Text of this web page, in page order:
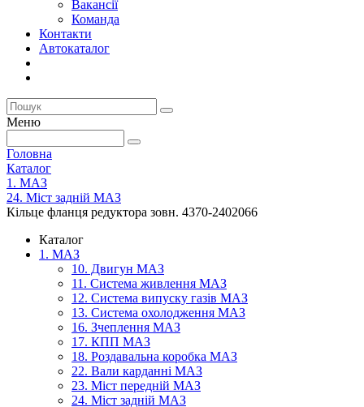
Вакансії
Команда
Контакти
Автокаталог
Меню
Головна
Каталог
1. МАЗ
24. Міст задній МАЗ
Кільце фланця редуктора зовн. 4370-2402066
Каталог
1. МАЗ
10. Двигун МАЗ
11. Система живлення МАЗ
12. Система випуску газів МАЗ
13. Система охолодження МАЗ
16. Зчеплення МАЗ
17. КПП МАЗ
18. Роздавальна коробка МАЗ
22. Вали карданні МАЗ
23. Міст передній МАЗ
24. Міст задній МАЗ